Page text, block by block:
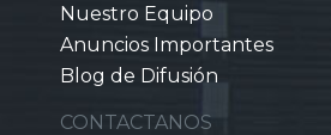
Nuestro Equipo
Anuncios Importantes
Blog de Difusión
CONTACTANOS